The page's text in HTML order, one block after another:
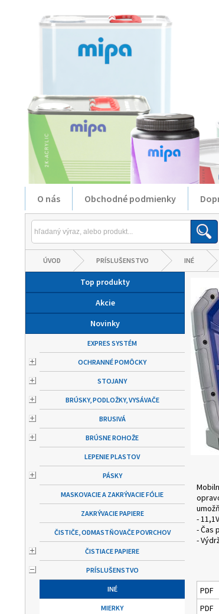
O nás Obchodné podmienky
ÚVOD PRÍSLUŠENSTVO INÉ
Top produkty
Akcie
Novinky
EXPRES SYSTÉM
OCHRANNÉ POMÔCKY
STOJANY
BRÚSKY, PODLOŽKY, VYSÁVAČE
BRUSIVÁ
BRÚSNE ROHOŽE
LEPENIE PLASTOV
PÁSKY
MASKOVACIE A ZAKRÝVACIE FÓLIE
ZAKRÝVACIE PAPIERE
ČISTIČE, ODMASTŇOVAČE POVRCHOV
ČISTIACE PAPIERE
PRÍSLUŠENSTVO
INÉ
MIERKY
-
- Čas
-
PDF
PDF